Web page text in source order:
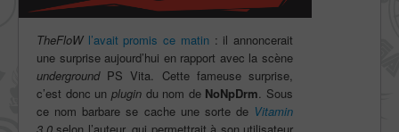
TheFloW l’avait promis ce matin: il annoncerait
une surprise aujourd’hui en rapport avec la scène
undergroundPS Vita. Cette fameuse surprise,
c’est donc un plugindu nom de NoNpDrm. Sous
ce nom barbare se cache une sorte de Vitamin